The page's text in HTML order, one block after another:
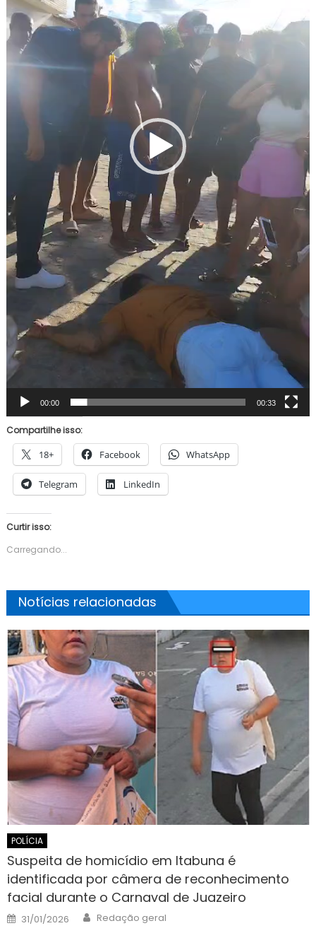
00:00 00:33
Compartilhe isso:
18+ Facebook WhatsApp
Telegram LinkedIn
Curtir isso:
Carregando...
Notícias relacionadas
POLÍCIA
Suspeita de homicídio em Itabuna é
identificada por câmera de reconhecimento
facial durante o Carnaval de Juazeiro
Posted
on
31/01/2026 Author
Redação geral